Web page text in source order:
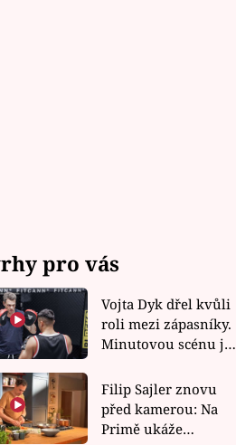
pro vás
Vojta Dyk dřel kvůli
roli mezi zápasníky.
Minutovou scénu jel
Filip Sajler znovu
před kamerou: Na
Primě ukáže